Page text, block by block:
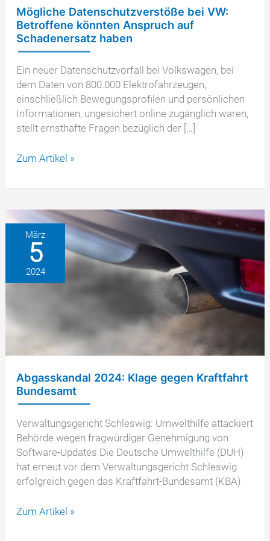
Mögliche Datenschutzverstöße bei VW:
Betroffene könnten Anspruch auf
Schadenersatz haben
Ein neuer Datenschutzvorfall bei Volkswagen, bei
dem Daten von 800.000 Elektrofahrzeugen,
einschließlich Bewegungsprofilen und persönlichen
Informationen, ungesichert online zugänglich waren,
stellt ernsthafte Fragen bezüglich der […]
Mögliche
bei
Betroffene
könnten
Anspruch
Schadenersatz
Zum Artikel »
März
5
2024
Abgasskandal 2024: Klage gegen Kraftfahrt
Bundesamt
Verwaltungsgericht Schleswig: Umwelthilfe attackiert
Behörde wegen fragwürdiger Genehmigung von
Software-Updates Die Deutsche Umwelthilfe (DUH)
hat erneut vor dem Verwaltungsgericht Schleswig
erfolgreich gegen das Kraftfahrt-Bundesamt (KBA)
Abgasskandal
Zum Artikel »